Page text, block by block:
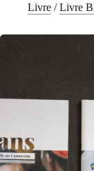
Livre /Livre